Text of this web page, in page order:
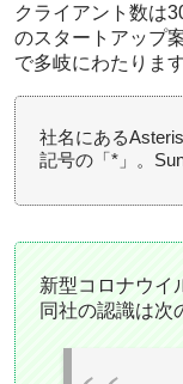
クライアント数は
のスタートアップ
で多岐にわたります
社名にある
記号の「*」。
新型コロナウイ
同社の認識は次